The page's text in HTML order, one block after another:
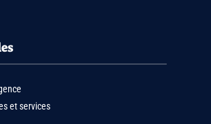
et services